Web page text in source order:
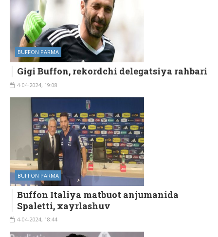
BUFFON PARMA
Gigi Buffon, rekordchi delegatsiya rahbari
4-04-2024, 19:08
BUFFON PARMA
Buffon Italiya matbuot anjumanida
Spaletti, xayrlashuv
4-04-2024, 18:44